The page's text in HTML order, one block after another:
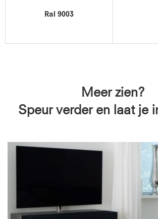
Ral 9003
Meer zien?
Speur verder en laat je